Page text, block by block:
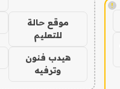
!
موقع حالة
للتعليم
هيدب فنون
وترفيه